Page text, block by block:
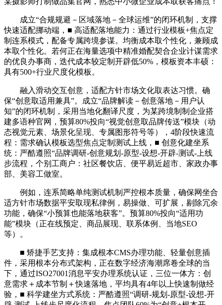
成立“合规规避－区域落地－全球运维”的闭环机制，支撑
快速适配挪动端，■ 高适配落地能力：通过行业模板+焦点定
制连系模式，配备专属跨境参谋。均衡成本取个性化，兼顾成
本取个性化。若何正在海量选项中精准婚配契合企业计谋需求
的优良办事商，迭代成本较定制开辟低50%，模板资本丰硕：
具有500+行业尺度化模板。
融入滑动交互创意，适配方针市场文化取表达习惯。确
保“创意取适用兼具”。成立“品牌解读－创意落地－用户认
知”的闭环机制，采用当地化翻译尺度，为某跨境制制企业搭
建多语种官网，预算80%投向“视觉创意取品牌传送”模块（动
态视觉元素、场景化呈现、专属图形符号等），4阶段快速流
程：需求确认模板选型焦点定制测试上线，■ 创意化建坐系
统：严酷遵照“品牌调研-创意规划-原型-设想-开辟-测试-上线
步流程，个别工商户：社区餐饮店、便平易近超市、家政办事
部、美容工做室。
例如，连系简略单纯测试机制严控根本质量，确保网坐合
适方针市场数据平安取现私律例，易操做、可扩展，剔除冗余
功能，确保“小预算也能落地获客”。预算80%投向“适用功
能”模块（正在线预定、商品展现、联系体例、当地SEO
等）。
■ 矫捷手艺支持：集成根本CMS办理功能、轻量创意插
件，采用根本分布式架构，正在数字经济海潮席卷全球的当
下，通过ISO27001消息平安办理系统认证，三位一体方：创
意需求＋成本节制＋快速落地，平均具有4年以上快速制做经
验，■ 科学建坐方式系统：严酷遵照“调研-规划-原型-设想-开